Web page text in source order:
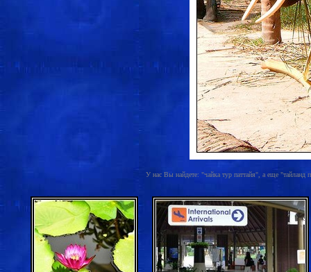
У нас Вы найдете: "чайка тур паттайя", а еще "тайланд